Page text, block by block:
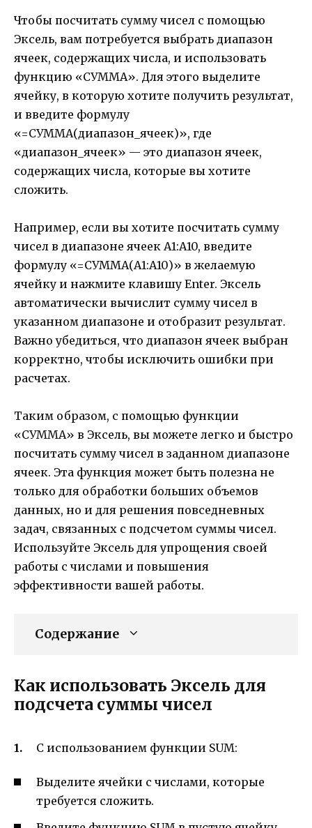
Чтобы посчитать сумму чисел с помощью
Эксель, вам потребуется выбрать диапазон
ячеек, содержащих числа, и использовать
функцию «СУММА». Для этого выделите
ячейку, в которую хотите получить результат,
и введите формулу
«=СУММА(диапазон_ячеек)», где
«диапазон_ячеек» — это диапазон ячеек,
содержащих числа, которые вы хотите
сложить.
Например, если вы хотите посчитать сумму
чисел в диапазоне ячеек A1:A10, введите
формулу «=СУММА(A1:A10)» в желаемую
ячейку и нажмите клавишу Enter. Эксель
автоматически вычислит сумму чисел в
указанном диапазоне и отобразит результат.
Важно убедиться, что диапазон ячеек выбран
корректно, чтобы исключить ошибки при
расчетах.
Таким образом, с помощью функции
«СУММА» в Эксель, вы можете легко и быстро
посчитать сумму чисел в заданном диапазоне
ячеек. Эта функция может быть полезна не
только для обработки больших объемов
данных, но и для решения повседневных
задач, связанных с подсчетом суммы чисел.
Используйте Эксель для упрощения своей
работы с числами и повышения
эффективности вашей работы.
Содержание
Как использовать Эксель для
подсчета суммы чисел
С использованием функции SUM:
Выделите ячейки с числами, которые
требуется сложить.